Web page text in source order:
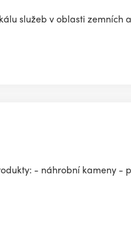
služeb v oblasti zemních
- náhrobní kameny -